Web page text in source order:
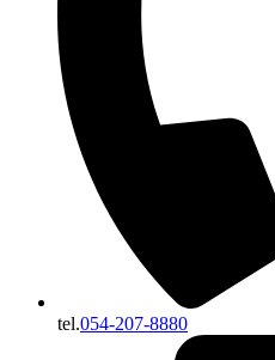
tel.054-207-8880